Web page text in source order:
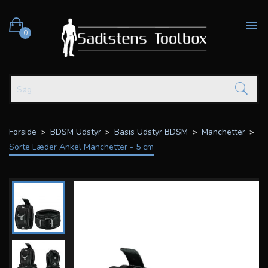
0

Forside BDSM Udstyr Basis Udstyr BDSM
Manchetter
Sorte Læder Ankel Manchetter - 5 cm